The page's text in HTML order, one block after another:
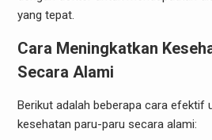
yang tepat.
Cara Meningkatkan
Secara Alami
Berikut adalah beberapa cara efektif
kesehatan paru-paru secara alami: